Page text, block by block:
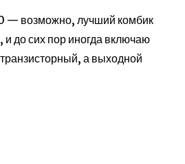
— возможно, лучший комбик
до сих пор иногда включаю
а выходной